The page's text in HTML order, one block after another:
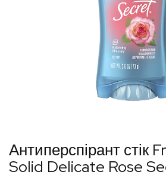
до
початку
Антиперспірант стік
Solid Delicate Rose